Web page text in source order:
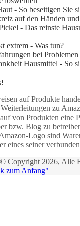
auf Produkte
zu
von Produkten eine
bzw. Blog zu
Logo sind
eines seiner
Copyright 2026, Alle
zum Anfang"